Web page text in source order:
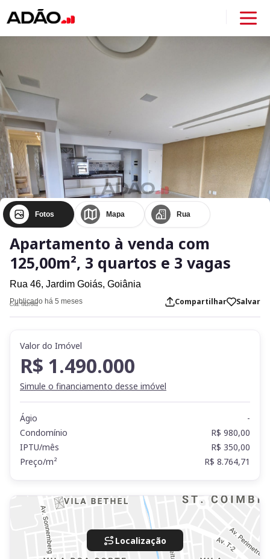
Fotos Mapa Rua
Apartamento à venda com
125,00m², 3 quartos e 3 vagas
Rua 46, Jardim Goiás, Goiânia
Publicado há 5 meses
Cod. TA37041 Compartilhar Salvar
Valor do Imóvel
R$ 1.490.000
Simule o financiamento desse imóvel
Ágio
-
Condomínio
R$ 980,00
IPTU/mês
R$ 350,00
Preço/m²
R$ 8.764,71
Localização